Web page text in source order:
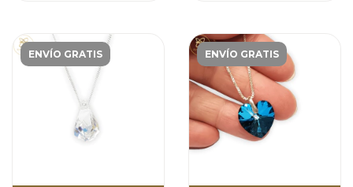
ENVÍO GRATIS ENVÍO GRATIS